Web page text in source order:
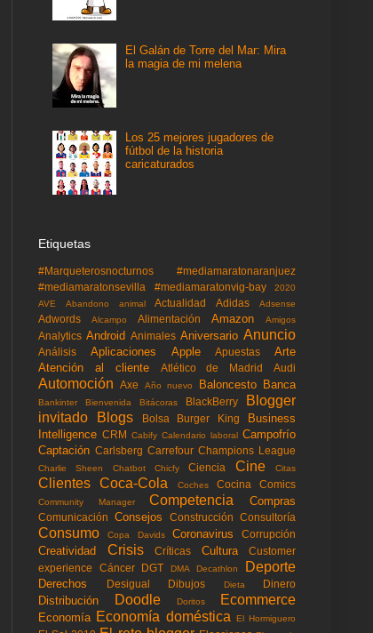
El Galán de Torre del Mar: Mira
la magia de mi melena
Los 25 mejores jugadores de
fútbol de la historia
caricaturados
Etiquetas
#Marqueterosnocturnos
#mediamaratonaranjuez
#mediamaratonsevilla
#mediamaratonvig-bay
2020
AVE
Abandono animal Actualidad Adidas Adsense
Adwords Alcampo Alimentación Amazon Amigos
Analytics Android Animales Aniversario Anuncio
Análisis Aplicaciones Apple Apuestas
Arte
Atención al cliente
Atlético de Madrid Audi
Automoción Axe Año nuevo Baloncesto Banca
Bankinter Bienvenida Bitácoras BlackBerry
Blogger
invitado
Blogs Bolsa Burger King
Business
Intelligence CRM Cabify Calendario laboral Campofrío
Captación Carlsberg Carrefour Champions League
Charlie Sheen Chatbot Chicfy Ciencia Cine Citas
Clientes Coca-Cola Coches Cocina Comics
Community Manager Competencia Compras
Comunicación Consejos Construcción Consultoría
Consumo Copa Davids Coronavirus Corrupción
Creatividad Crisis Críticas Cultura
Customer
experience
Cáncer DGT DMA Decathlon Deporte
Derechos Desigual Dibujos Dieta Dinero
Distribución Doodle Doritos Ecommerce
Economía Economía doméstica El Hormiguero